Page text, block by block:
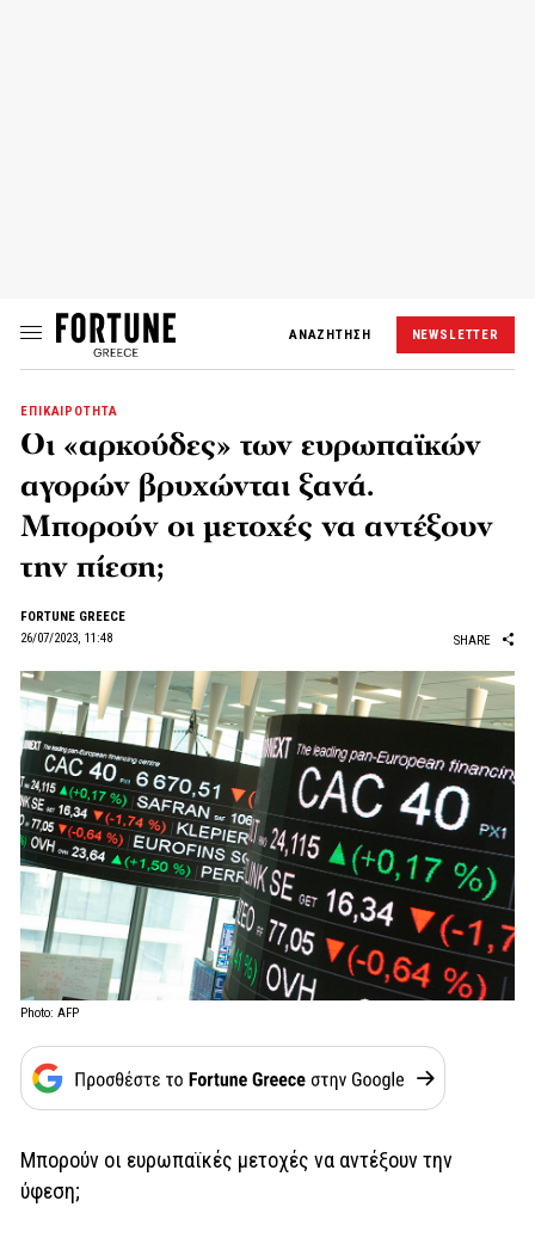
ΑΝΑΖΗΤΗΣΗ NEWSLETTER
ΕΠΙΚΑΙΡΟΤΗΤΑ
Οι «αρκούδες» των ευρωπαϊκών
αγορών βρυχώνται ξανά.
Μπορούν οι μετοχές να αντέξουν
την πίεση;
FORTUNE GREECE
26/07/2023, 11:48
SHARE
Photo: AFP
Μπορούν οι ευρωπαϊκές μετοχές να αντέξουν την
ύφεση;